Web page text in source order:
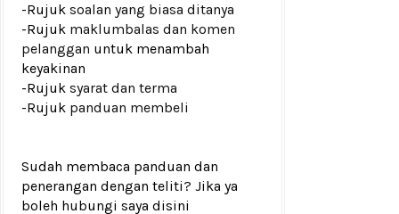
-Rujuk soalan yang biasa ditanya
-Rujuk maklumbalas dan komen
pelanggan untuk menambah
keyakinan
-Rujuk syarat dan terma
-Rujuk panduan membeli
Sudah membaca panduan dan
penerangan dengan teliti? Jika ya
boleh hubungi saya disini